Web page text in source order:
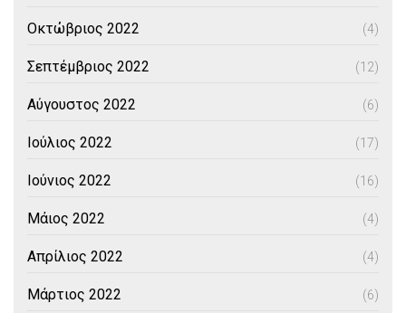
Οκτώβριος 2022 (4)
Σεπτέμβριος 2022 (12)
Αύγουστος 2022 (6)
Ιούλιος 2022 (17)
Ιούνιος 2022 (16)
Μάιος 2022 (4)
Απρίλιος 2022 (4)
Μάρτιος 2022 (6)